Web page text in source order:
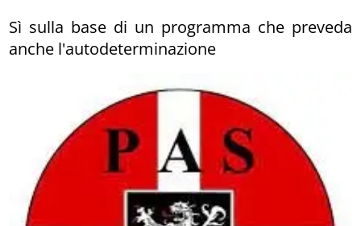
Sì sulla base di un programma che preveda
anche l'autodeterminazione